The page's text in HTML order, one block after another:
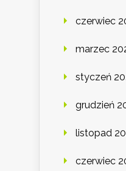
czerwiec
marzec
styczeń
grudzień
listopad
czerwiec